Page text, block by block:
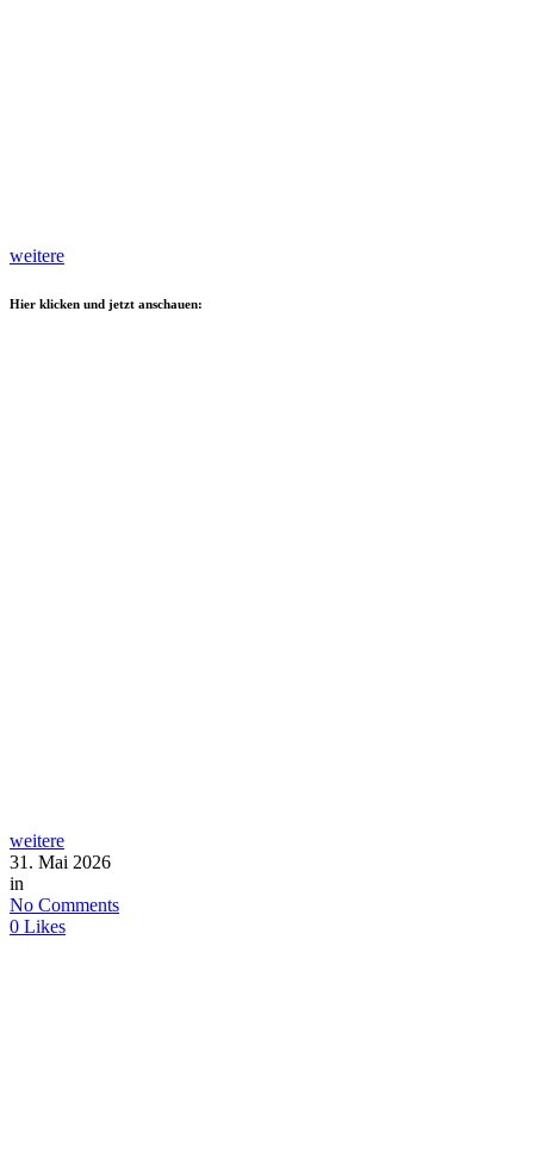
weitere
Hier klicken und jetzt anschauen:
weitere
31. Mai 2026
in
No Comments
0 Likes